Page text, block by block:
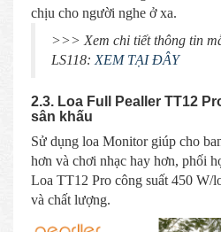
chịu cho người nghe ở xa.
>>> Xem chi tiết thông tin
LS118: XEM TẠI ĐÂY
2.3. Loa Full Pealler TT12
sân khấu
Sử dụng loa Monitor giúp cho
hơn và chơi nhạc hay hơn, phối
Loa TT12 Pro công suất 450 W/
và chất lượng.